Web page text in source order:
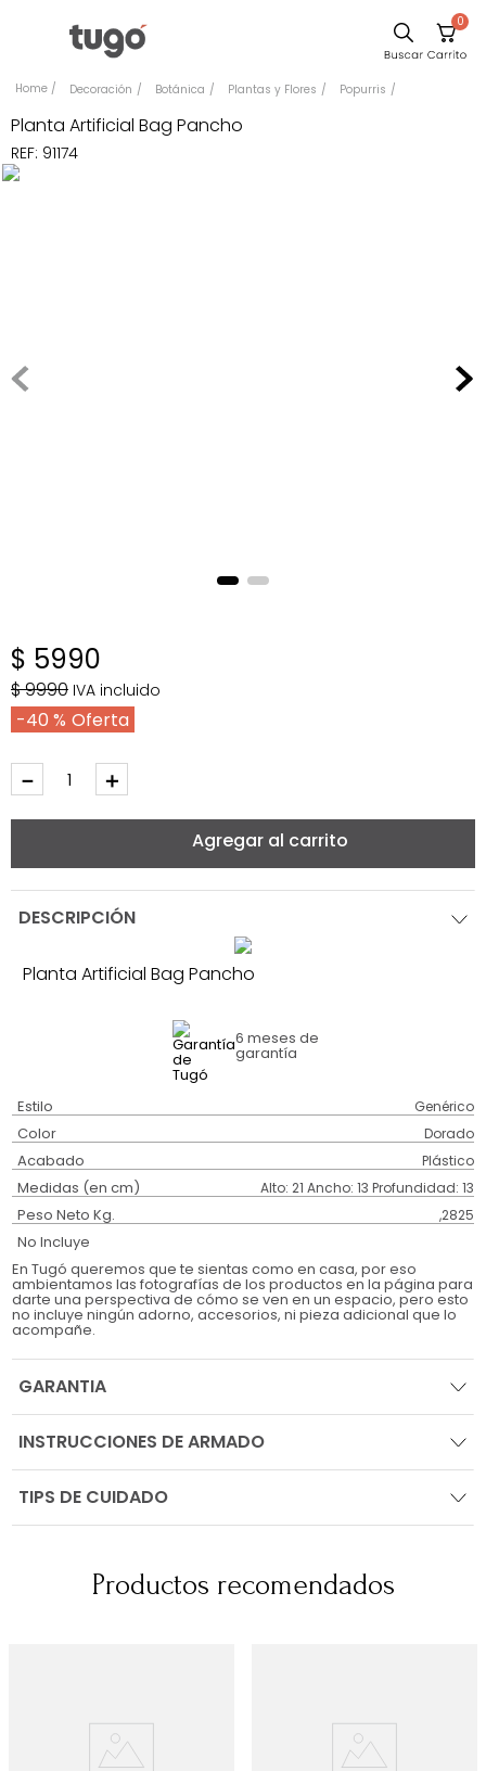
0
Decoración Botánica Plantas y Flores Popurris
Planta Artificial Bag Pancho
REF: 91174
$ 5990
$9990 IVA incluido
40 %
＋
－
Agregar al carrito
DESCRIPCIÓN
Planta Artificial Bag Pancho
6 meses de
garantía
Estilo Genérico
Color Dorado
Acabado Plástico
Medidas (en cm) Alto: 21 Ancho: 13 Profundidad: 13
Peso Neto Kg. ,2825
No Incluye
En Tugó queremos que te sientas como en casa, por eso
ambientamos las fotografías de los productos en la página para
darte una perspectiva de cómo se ven en un espacio, pero esto
no incluye ningún adorno, accesorios, ni pieza adicional que lo
acompañe.
GARANTIA
INSTRUCCIONES DE ARMADO
TIPS DE CUIDADO
Productos recomendados
Escritorio
Sillas